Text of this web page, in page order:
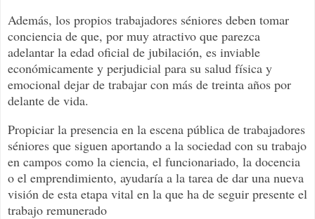
Además, los propios trabajadores séniores deben tomar
conciencia de que, por muy atractivo que parezca
adelantar la edad oficial de jubilación, es inviable
económicamente y perjudicial para su salud física y
emocional dejar de trabajar con más de treinta años por
delante de vida.
Propiciar la presencia en la escena pública de trabajadores
séniores que siguen aportando a la sociedad con su trabajo
en campos como la ciencia, el funcionariado, la docencia
o el emprendimiento, ayudaría a la tarea de dar una nueva
visión de esta etapa vital en la que ha de seguir presente el
trabajo remunerado